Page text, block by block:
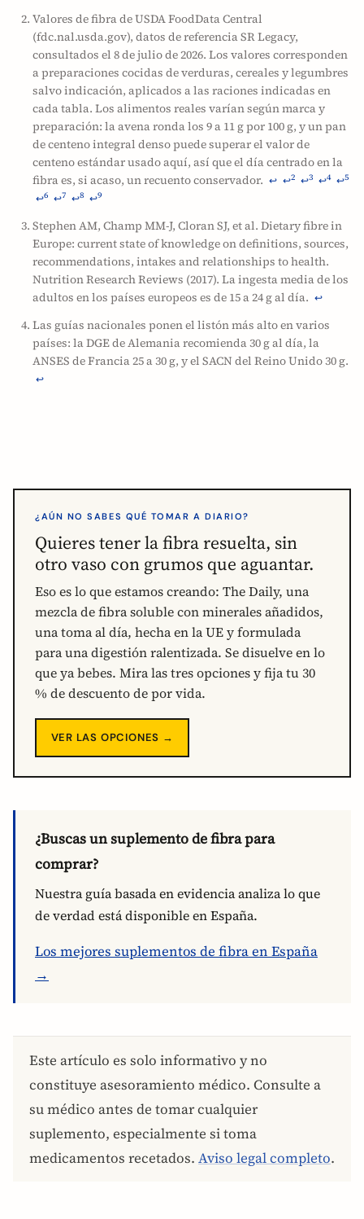
Valores de fibra de USDA FoodData Central
(fdc.nal.usda.gov), datos de referencia SR Legacy,
consultados el 8 de julio de 2026. Los valores corresponden
a preparaciones cocidas de verduras, cereales y legumbres
salvo indicación, aplicados a las raciones indicadas en
cada tabla. Los alimentos reales varían según marca y
preparación: la avena ronda los 9 a 11 g por 100 g, y un pan
de centeno integral denso puede superar el valor de
centeno estándar usado aquí, así que el día centrado en la
fibra es, si acaso, un recuento conservador. ↩ ↩2 ↩3 ↩4 ↩5
↩6 ↩7 ↩8 ↩9
Stephen AM, Champ MM-J, Cloran SJ, et al. Dietary fibre in
Europe: current state of knowledge on definitions, sources,
recommendations, intakes and relationships to health.
Nutrition Research Reviews (2017). La ingesta media de los
adultos en los países europeos es de 15 a 24 g al día. ↩
Las guías nacionales ponen el listón más alto en varios
países: la DGE de Alemania recomienda 30 g al día, la
ANSES de Francia 25 a 30 g, y el SACN del Reino Unido 30 g.
↩
¿AÚN NO SABES QUÉ TOMAR A DIARIO?
Quieres tener la fibra resuelta, sin
otro vaso con grumos que aguantar.
Eso es lo que estamos creando: The Daily, una
mezcla de fibra soluble con minerales añadidos,
una toma al día, hecha en la UE y formulada
para una digestión ralentizada. Se disuelve en lo
que ya bebes. Mira las tres opciones y fija tu 30
% de descuento de por vida.
VER LAS OPCIONES →
¿Buscas un suplemento de fibra para
comprar?
Nuestra guía basada en evidencia analiza lo que
de verdad está disponible en España.
Los mejores suplementos de fibra en España
→
Este artículo es solo informativo y no
constituye asesoramiento médico. Consulte a
su médico antes de tomar cualquier
suplemento, especialmente si toma
medicamentos recetados. Aviso legal completo.